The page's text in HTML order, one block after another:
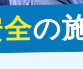
の